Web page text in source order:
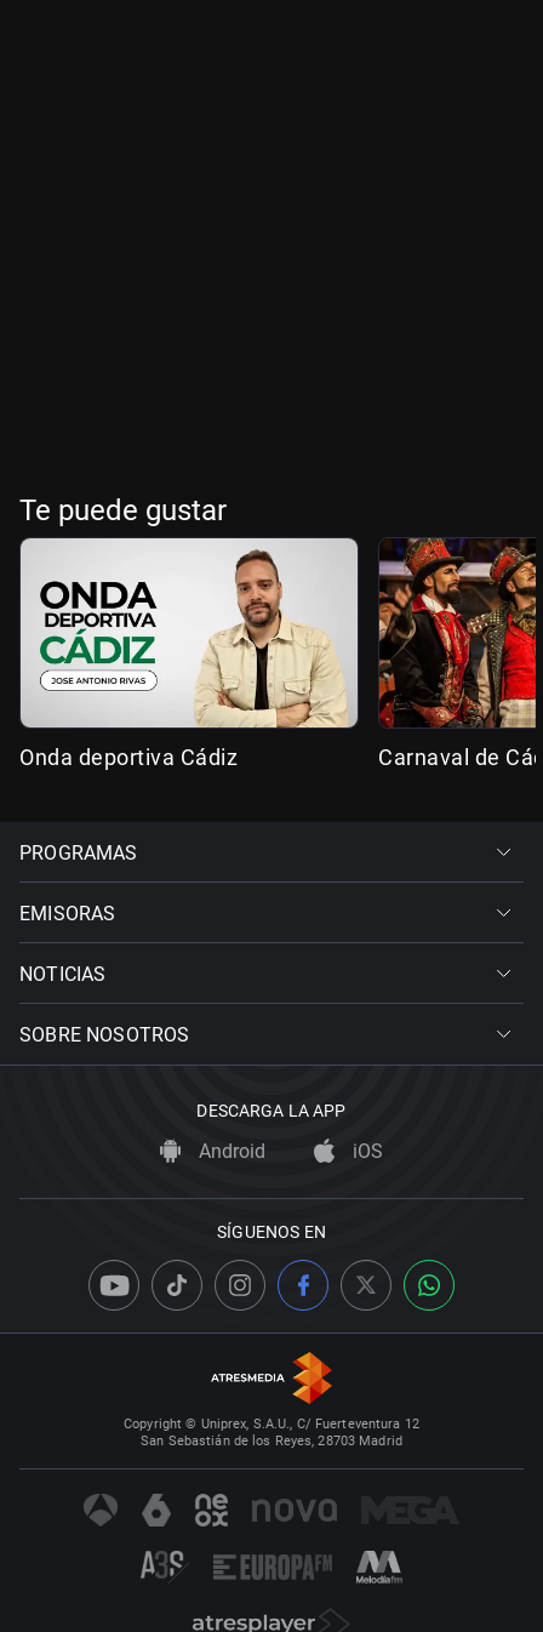
Te puede gustar
Onda deportiva Cádiz Carnaval de
PROGRAMAS
EMISORAS
NOTICIAS
SOBRE NOSOTROS
DESCARGA LA APP
Android iOS
SÍGUENOS EN
Copyright © Uniprex, S.A.U., C/ Fuerteventura 12
San Sebastián de los Reyes, 28703 Madrid